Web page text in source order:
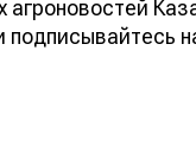
подписывайтесь